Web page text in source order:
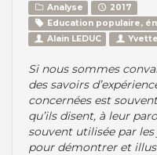
Analyse
2017
Education populaire,
Alain LEDUC
Si nous sommes
des savoirs
concernées est
qu’ils disent, à leur
souvent utilisée par
pour démontrer et